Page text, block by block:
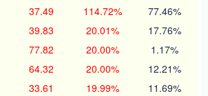
37.49 114.72% 77.46%
39.83 20.01% 17.76%
77.82 20.00% 1.17%
64.32 20.00% 12.21%
33.61 19.99% 11.69%